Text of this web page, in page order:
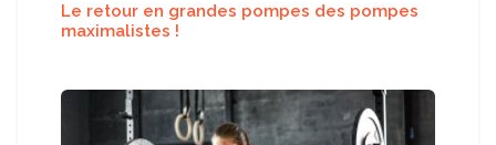
Le retour en grandes pompes des pompes
maximalistes !